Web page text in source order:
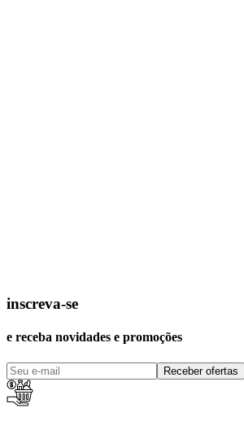
inscreva-se
e receba novidades e promoções
Receber ofertas